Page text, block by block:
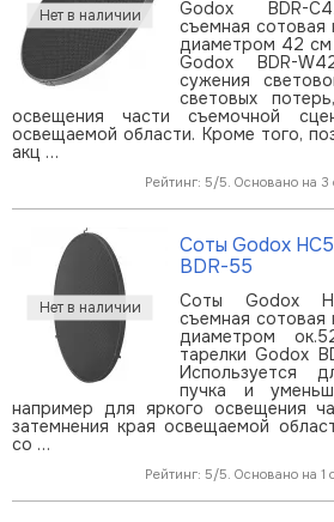
Godox BDR-
cъемная сотовая
диаметром 42 см
Godox BDR-
сужения
световых
освещения части съемочной
освещаемой области. Кроме того,
акц …
Рейтинг: 5/5. Основано на 3
Соты Godox
BDR-55
Соты Godox
съемная сотовая
диаметром
тарелки Godox
Используется
пучка и
например для яркого освещения
затемнения края освещаемой
со …
Рейтинг: 5/5. Основано на 1